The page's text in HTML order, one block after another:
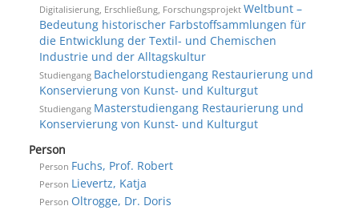
Digitalisierung, Erschließung, Forschungsprojekt Weltbunt –
Bedeutung historischer Farbstoffsammlungen für
die Entwicklung der Textil- und Chemischen
Industrie und der Alltagskultur
Studiengang Bachelorstudiengang Restaurierung und
Konservierung von Kunst- und Kulturgut
Studiengang Masterstudiengang Restaurierung und
Konservierung von Kunst- und Kulturgut
Person
Person Fuchs, Prof. Robert
Person Lievertz, Katja
Person Oltrogge, Dr. Doris